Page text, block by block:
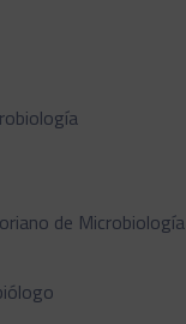
de Microbiología